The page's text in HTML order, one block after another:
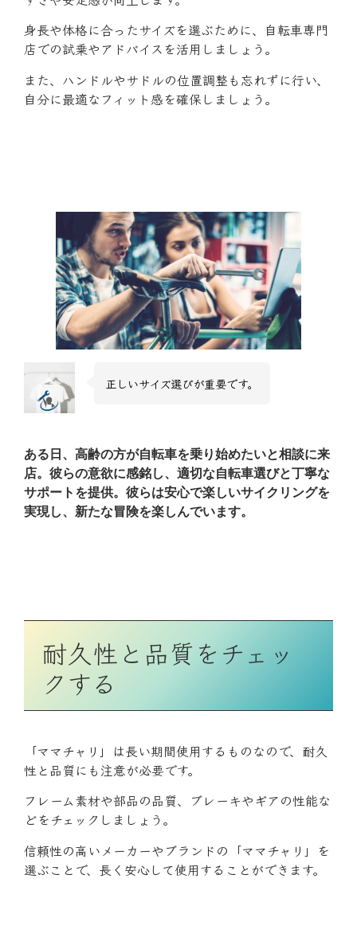
身長や体格に合ったサイズを選ぶために、自転車専門
店での試乗やアドバイスを活用しましょう。
また、ハンドルやサドルの位置調整も忘れずに行い、
自分に最適なフィット感を確保しましょう。
正しいサイズ選びが重要です。
ある日、高齢の方が自転車を乗り始めたいと相談に来
店。彼らの意欲に感銘し、適切な自転車選びと丁寧な
サポートを提供。彼らは安心で楽しいサイクリングを
実現し、新たな冒険を楽しんでいます。
耐久性と品質をチェッ
クする
「ママチャリ」は長い期間使用するものなので、耐久
性と品質にも注意が必要です。
フレーム素材や部品の品質、ブレーキやギアの性能な
どをチェックしましょう。
信頼性の高いメーカーやブランドの「ママチャリ」を
選ぶことで、長く安心して使用することができます。